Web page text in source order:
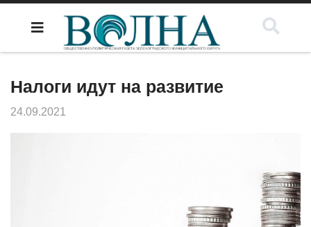
Налоги идут на развитие
24.09.2021